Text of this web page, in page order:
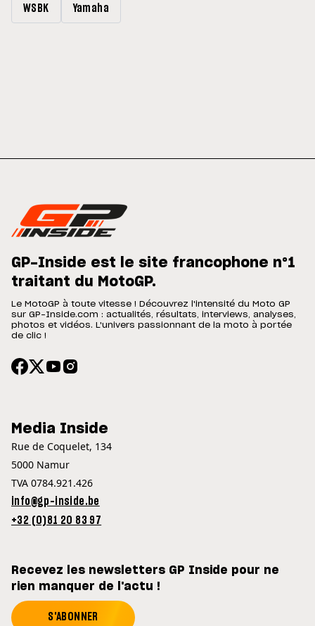
WSBK Yamaha
GP-Inside est le site francophone n°1
traitant du MotoGP.
Le MotoGP à toute vitesse ! Découvrez l'intensité du Moto GP
sur GP-Inside.com : actualités, résultats, interviews, analyses,
photos et vidéos. L'univers passionnant de la moto à portée
de clic !
Media Inside
Rue de Coquelet, 134
5000 Namur
TVA 0784.921.426
info@gp-inside.be
+32 (0)81 20 83 97
Recevez les newsletters GP Inside pour ne
rien manquer de l'actu !
S'ABONNER